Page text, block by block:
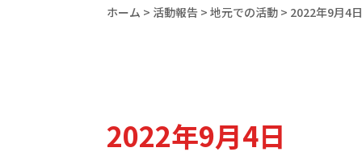
ホーム > 活動報告 > 地元での活動 > 2022年9月4日
2022年9月4日